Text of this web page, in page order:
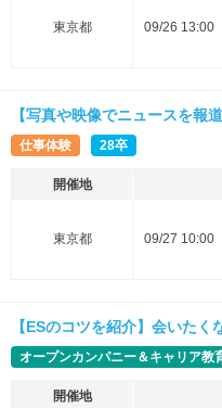
東京都 09/26 13:00
【写真や映像でニュースを報
仕事体験 28卒
開催地
東京都 09/27 10:00
【ESのコツを紹介】会いた
オープンカンパニー＆キャリア教
開催地